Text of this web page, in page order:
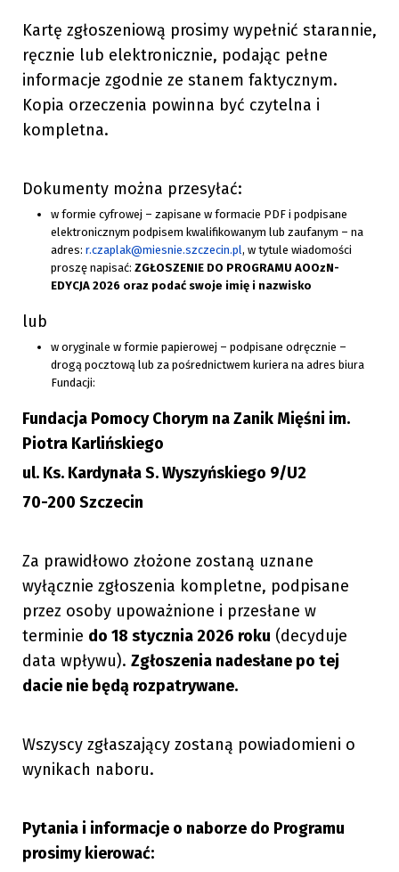
Kartę zgłoszeniową prosimy wypełnić starannie,
ręcznie lub elektronicznie, podając pełne
informacje zgodnie ze stanem faktycznym.
Kopia orzeczenia powinna być czytelna i
kompletna.
Dokumenty można przesyłać:
w formie cyfrowej – zapisane w formacie PDF i podpisane
elektronicznym podpisem kwalifikowanym lub zaufanym – na
adres: r.czaplak@miesnie.szczecin.pl, w tytule wiadomości
proszę napisać: ZGŁOSZENIE DO PROGRAMU AOOzN-
EDYCJA 2026 oraz podać swoje imię i nazwisko
lub
w oryginale w formie papierowej – podpisane odręcznie –
drogą pocztową lub za pośrednictwem kuriera na adres biura
Fundacji:
Fundacja Pomocy Chorym na Zanik Mięśni im.
Piotra Karlińskiego
ul. Ks. Kardynała S. Wyszyńskiego 9/U2
70-200 Szczecin
Za prawidłowo złożone zostaną uznane
wyłącznie zgłoszenia kompletne, podpisane
przez osoby upoważnione i przesłane w
terminie do 18 stycznia 2026 roku (decyduje
data wpływu). Zgłoszenia nadesłane po tej
dacie nie będą rozpatrywane.
Wszyscy zgłaszający zostaną powiadomieni o
wynikach naboru.
Pytania i informacje o naborze do Programu
prosimy kierować: